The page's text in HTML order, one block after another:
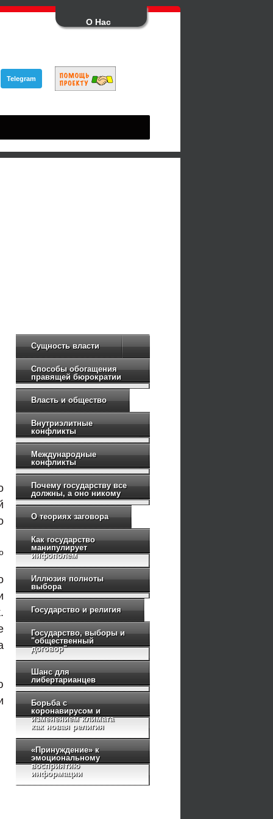
О Нас
Telegram
Сущность власти
Способы обогащения
правящей бюрократии
Власть и общество
Внутриэлитные
конфликты
Международные
конфликты
Почему государству все
должны, а оно никому
О теориях заговора
Как государство
манипулирует
инфополем
Иллюзия полноты
выбора
Государство и религия
Государство, выборы и
"общественный
договор"
Шанс для
либертарианцев
Борьба с
коронавирусом и
изменением климата
как новая религия
«Принуждение» к
эмоциональному
восприятию
информации